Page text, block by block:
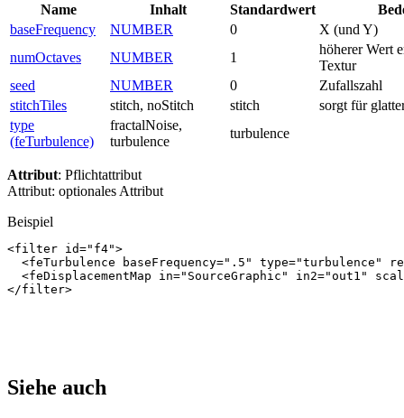
Name
Inhalt Standardwert
baseFrequency
NUMBER 0
X (und Y)
numOctaves
NUMBER 1
höherer Wert
Textur
seed
NUMBER 0
Zufallszahl
stitchTiles
stitch, noStitch stitch
sorgt für
type
(feTurbulence)
fractalNoise,
turbulence
turbulence
Attribut: Pflichtattribut
Attribut: optionales Attribut
Beispiel
<filter id="f4">
<feTurbulence
baseFrequency=".5" type="turbulence"
<feDisplacementMap
in="SourceGraphic" in2="out1"
</filter>
Siehe auch